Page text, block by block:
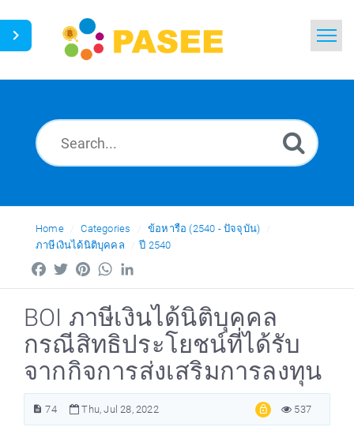
News
Ask a Question
Home Categories
ข้อหารือ (2540 - ปัจจุบัน)
ภาษีเงินได้นิติบุคคล
ปี 2540
FacebookTwitterPinterestWhatsApp
BOI ภาษีเงินได้นิติบุคคล
กรณีสิทธิประโยชน์ที่ได้รับ
จากกิจการส่งเสริมการลงทุน
74 Thu, Jul 28, 2022 537